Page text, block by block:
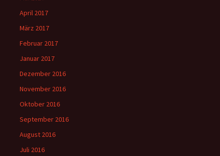
April 2017
März 2017
Februar 2017
Januar 2017
Dezember 2016
November 2016
Oktober 2016
September 2016
August 2016
Juli 2016